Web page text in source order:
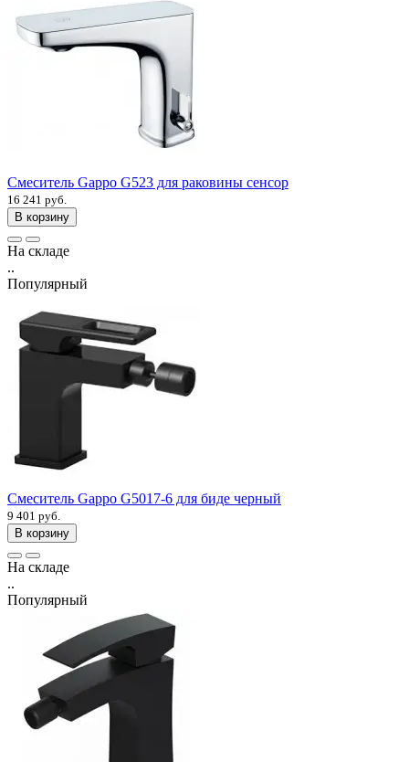
Смеситель Gappo G523 для раковины сенсор
16 241 руб.
В корзину
На складе
..
Популярный
Смеситель Gappo G5017-6 для биде черный
9 401 руб.
В корзину
На складе
..
Популярный